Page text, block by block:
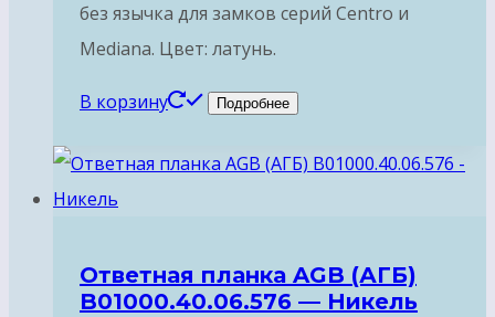
без язычка для замков серий Centro и
Mediana. Цвет: латунь.
В корзину Подробнее
Ответная планка AGB (АГБ)
B01000.40.06.576 — Никель